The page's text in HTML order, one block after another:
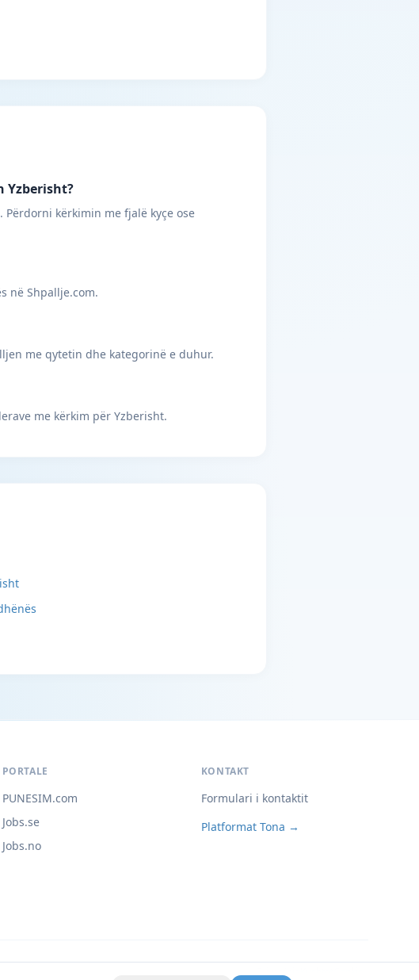
Yzberisht?
kërkimin me fjalë kyçe ose
në Shpallje.com.
me qytetin dhe kategorinë e duhur.
me kërkim për Yzberisht.
PORTALE
PUNESIM.com
Jobs.se
Jobs.no
KONTAKT
Formulari i kontaktit
Platformat Tona →